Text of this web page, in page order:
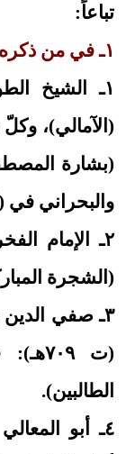
تباعاً:
١ـ في من ذكره من العلماء والنسّابين:
(الآمالي)،
(بشارة
والبحراني في
(الشجرة
٣ـ صفي
(ت
الطالبين).
٤ـ أبو